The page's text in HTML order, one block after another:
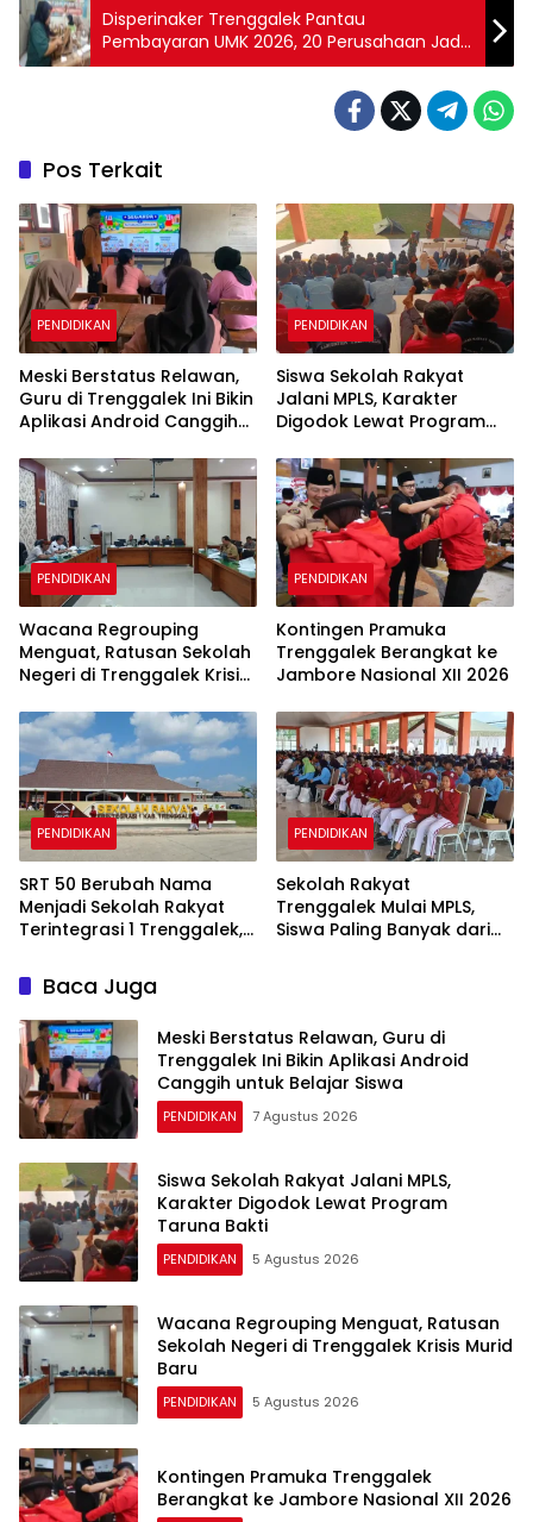
Disperinaker Trenggalek Pantau
Pembayaran UMK 2026, 20 Perusahaan Jadi
Sampel Pemberian Upah
Pos Terkait
PENDIDIKAN
Meski Berstatus Relawan,
Guru di Trenggalek Ini Bikin
Aplikasi Android Canggih
PENDIDIKAN
Siswa Sekolah Rakyat
Jalani MPLS, Karakter
Digodok Lewat Program
PENDIDIKAN
Wacana Regrouping
Menguat, Ratusan Sekolah
Negeri di Trenggalek Krisis
PENDIDIKAN
Kontingen Pramuka
Trenggalek Berangkat ke
Jambore Nasional XII 2026
PENDIDIKAN
SRT 50 Berubah Nama
Menjadi Sekolah Rakyat
Terintegrasi 1 Trenggalek,
PENDIDIKAN
Sekolah Rakyat
Trenggalek Mulai MPLS,
Siswa Paling Banyak dari
Baca Juga
Meski Berstatus Relawan, Guru di
Trenggalek Ini Bikin Aplikasi Android
Canggih untuk Belajar Siswa
PENDIDIKAN 7 Agustus 2026
Siswa Sekolah Rakyat Jalani MPLS,
Karakter Digodok Lewat Program
Taruna Bakti
PENDIDIKAN 5 Agustus 2026
Wacana Regrouping Menguat, Ratusan
Sekolah Negeri di Trenggalek Krisis Murid
Baru
PENDIDIKAN 5 Agustus 2026
Kontingen Pramuka Trenggalek
Berangkat ke Jambore Nasional XII 2026